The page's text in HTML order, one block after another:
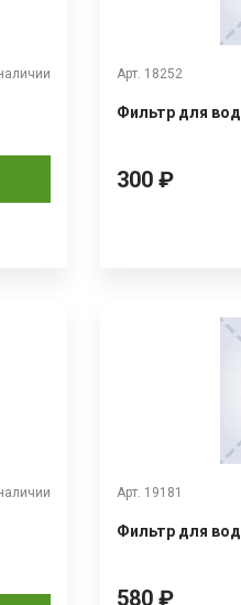
Арт. 18252
Фильтр для
300 ₽
Арт. 19181
Фильтр для
580 ₽